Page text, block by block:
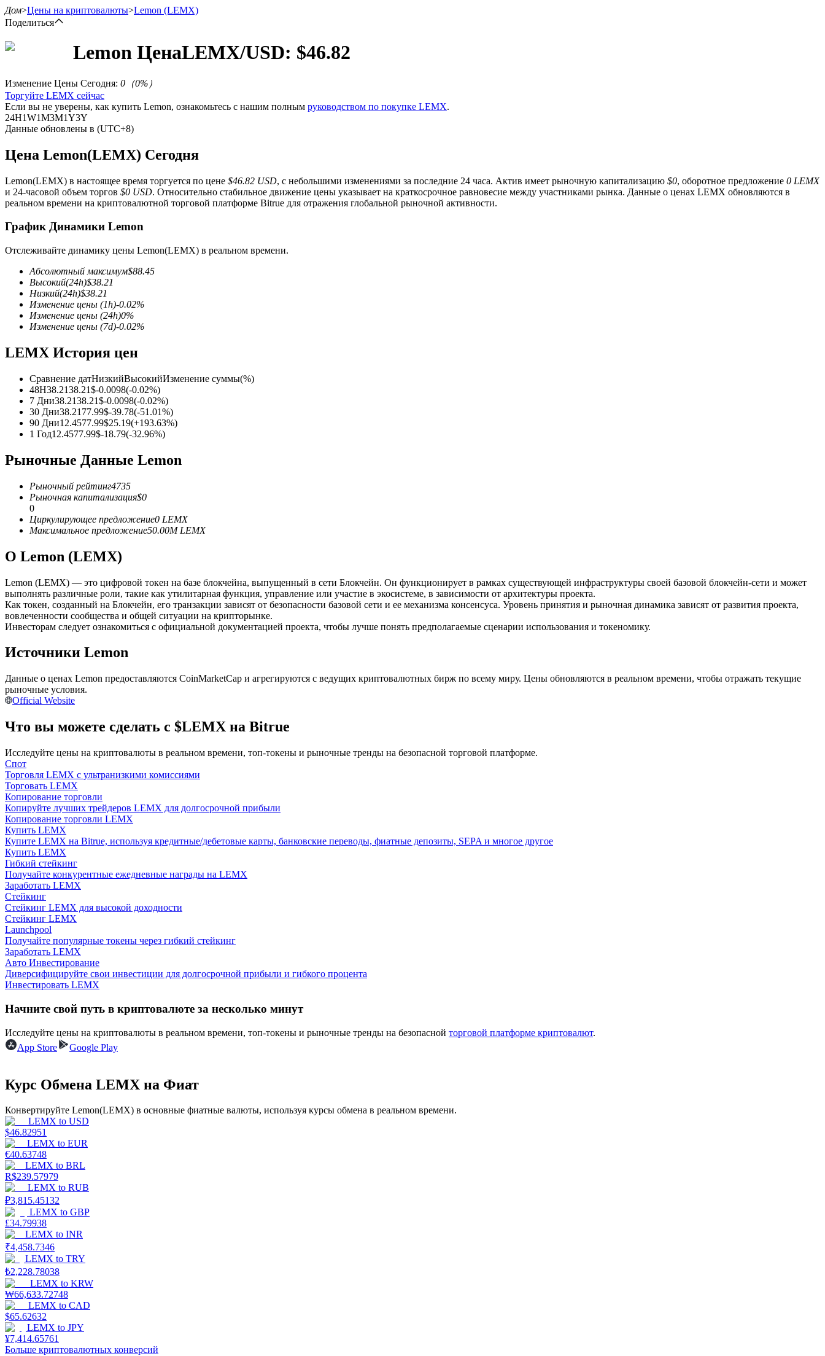
USDT-фьючерсы
Фьючерсы с использованием USDT в качестве обеспечения
Фьючерсы на COIN-M
Криптовалютные фьючерсы
TradFi
Деривативы на акции, форекс, драгоценные металлы и сырьевые товары
Фьючерсы с использованием USDC в качестве обеспечения
Копирование торговли
Станьте копи-трейдером
Наслаждайтесь распределением прибыли и комиссиями за копи-трейдинг
Информация
Анализ больших данных, включая торговую информацию и т. д.
Гид
Руководство для начинающих по фьючерсам
Торговые стратегии
Узнайте, как оставаться прибыльным
Дом>Цены на криптовалюты>Lemon (LEMX)
Поделиться
Lemon ЦенаLEMX/USD: $46.82
Изменение Цены Сегодня: 0 （0%）
Торгуйте LEMX сейчас
Если вы не уверены, как купить Lemon, ознакомьтесь с нашим полным руководством по покупке LEMX.
24H1W1M3M1Y3Y
Данные обновлены в (UTC+8)
Цена Lemon(LEMX) Сегодня
Lemon(LEMX) в настоящее время торгуется по цене $46.82 USD, с небольшими изменениями за последние 24 часа. Актив имеет рыночную капитализацию $0, оборотное предложение 0 LEMX
и 24-часовой объем торгов $0 USD. Относительно стабильное движение цены указывает на краткосрочное равновесие между участниками рынка. Данные о ценах LEMX обновляются в
реальном времени на криптовалютной торговой платформе Bitrue для отражения глобальной рыночной активности.
График Динамики Lemon
Отслеживайте динамику цены Lemon(LEMX) в реальном времени.
Абсолютный максимум$88.45
Высокий(24h)$38.21
Низкий(24h)$38.21
Изменение цены (1h)-0.02%
Изменение цены (24h)0%
Изменение цены (7d)-0.02%
LEMX История цен
Сравнение датНизкийВысокийИзменение суммы(%)
48H38.2138.21$-0.0098(-0.02%)
7 Дни38.2138.21$-0.0098(-0.02%)
30 Дни38.21 77.99$-39.78(-51.01%)
90 Дни12.4577.99$25.19(+193.63%)
1 Год12.4577.99$-18.79(-32.96%)
Рыночные Данные Lemon
Рыночный рейтинг4735
Рыночная капитализация$0
0
Циркулирующее предложение0 LEMX
Максимальное предложение50.00M LEMX
О Lemon (LEMX)
Lemon (LEMX) — это цифровой токен на базе блокчейна, выпущенный в сети Блокчейн. Он функционирует в рамках существующей инфраструктуры своей базовой блокчейн-сети и может
выполнять различные роли, такие как утилитарная функция, управление или участие в экосистеме, в зависимости от архитектуры проекта.
Как токен, созданный на Блокчейн, его транзакции зависят от безопасности базовой сети и ее механизма консенсуса. Уровень принятия и рыночная динамика зависят от развития проекта,
вовлеченности сообщества и общей ситуации на крипторынке.
Инвесторам следует ознакомиться с официальной документацией проекта, чтобы лучше понять предполагаемые сценарии использования и токеномику.
Источники Lemon
Данные о ценах Lemon предоставляются CoinMarketCap и агрегируются с ведущих криптовалютных бирж по всему миру. Цены обновляются в реальном времени, чтобы отражать текущие
рыночные условия.
Official Website
Что вы можете сделать с $LEMX на Bitrue
Исследуйте цены на криптовалюты в реальном времени, топ-токены и рыночные тренды на безопасной торговой платформе.
Спот
Торговля LEMX с ультранизкими комиссиями
Торговать LEMX
Копирование торговли
Копируйте лучших трейдеров LEMX для долгосрочной прибыли
Копирование торговли LEMX
Купить LEMX
Купите LEMX на Bitrue, используя кредитные/дебетовые карты, банковские переводы, фиатные депозиты, SEPA и многое другое
Купить LEMX
Гибкий стейкинг
Получайте конкурентные ежедневные награды на LEMX
Заработать LEMX
Стейкинг
Стейкинг LEMX для высокой доходности
Стейкинг LEMX
Launchpool
Получайте популярные токены через гибкий стейкинг
Заработать LEMX
Авто Инвестирование
Диверсифицируйте свои инвестиции для долгосрочной прибыли и гибкого процента
Инвестировать LEMX
Начните свой путь в криптовалюте за несколько минут
Исследуйте цены на криптовалюты в реальном времени, топ-токены и рыночные тренды на безопасной торговой платформе криптовалют.
App Store
Google Play
Курс Обмена LEMX на Фиат
Конвертируйте Lemon(LEMX) в основные фиатные валюты, используя курсы обмена в реальном времени.
LEMX to USD
$46.82951
LEMX to EUR
€40.63748
LEMX to BRL
R$239.57979
LEMX to RUB
₽3,815.45132
LEMX to GBP
£34.79938
LEMX to INR
₹4,458.7346
LEMX to TRY
₺2,228.78038
LEMX to KRW
₩66,633.72748
LEMX to CAD
$65.62632
LEMX to JPY
¥7,414.65761
Больше криптовалютных конверсий